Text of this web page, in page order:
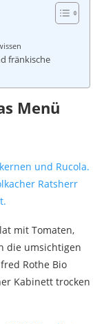
fränkische
Menü
mit Tomaten,
die umsichtigen
Rothe Bio
Kabinett trocken